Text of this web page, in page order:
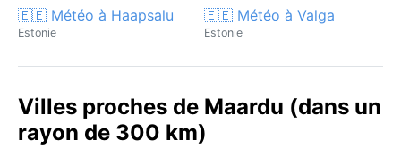
🇪🇪 Météo à Haapsalu
Estonie
🇪🇪 Météo à Valga
Estonie
Villes proches de Maardu (dans un
rayon de 300 km)